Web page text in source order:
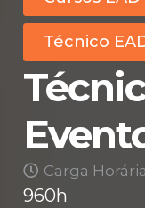
Técnico
Carga Horária
960h